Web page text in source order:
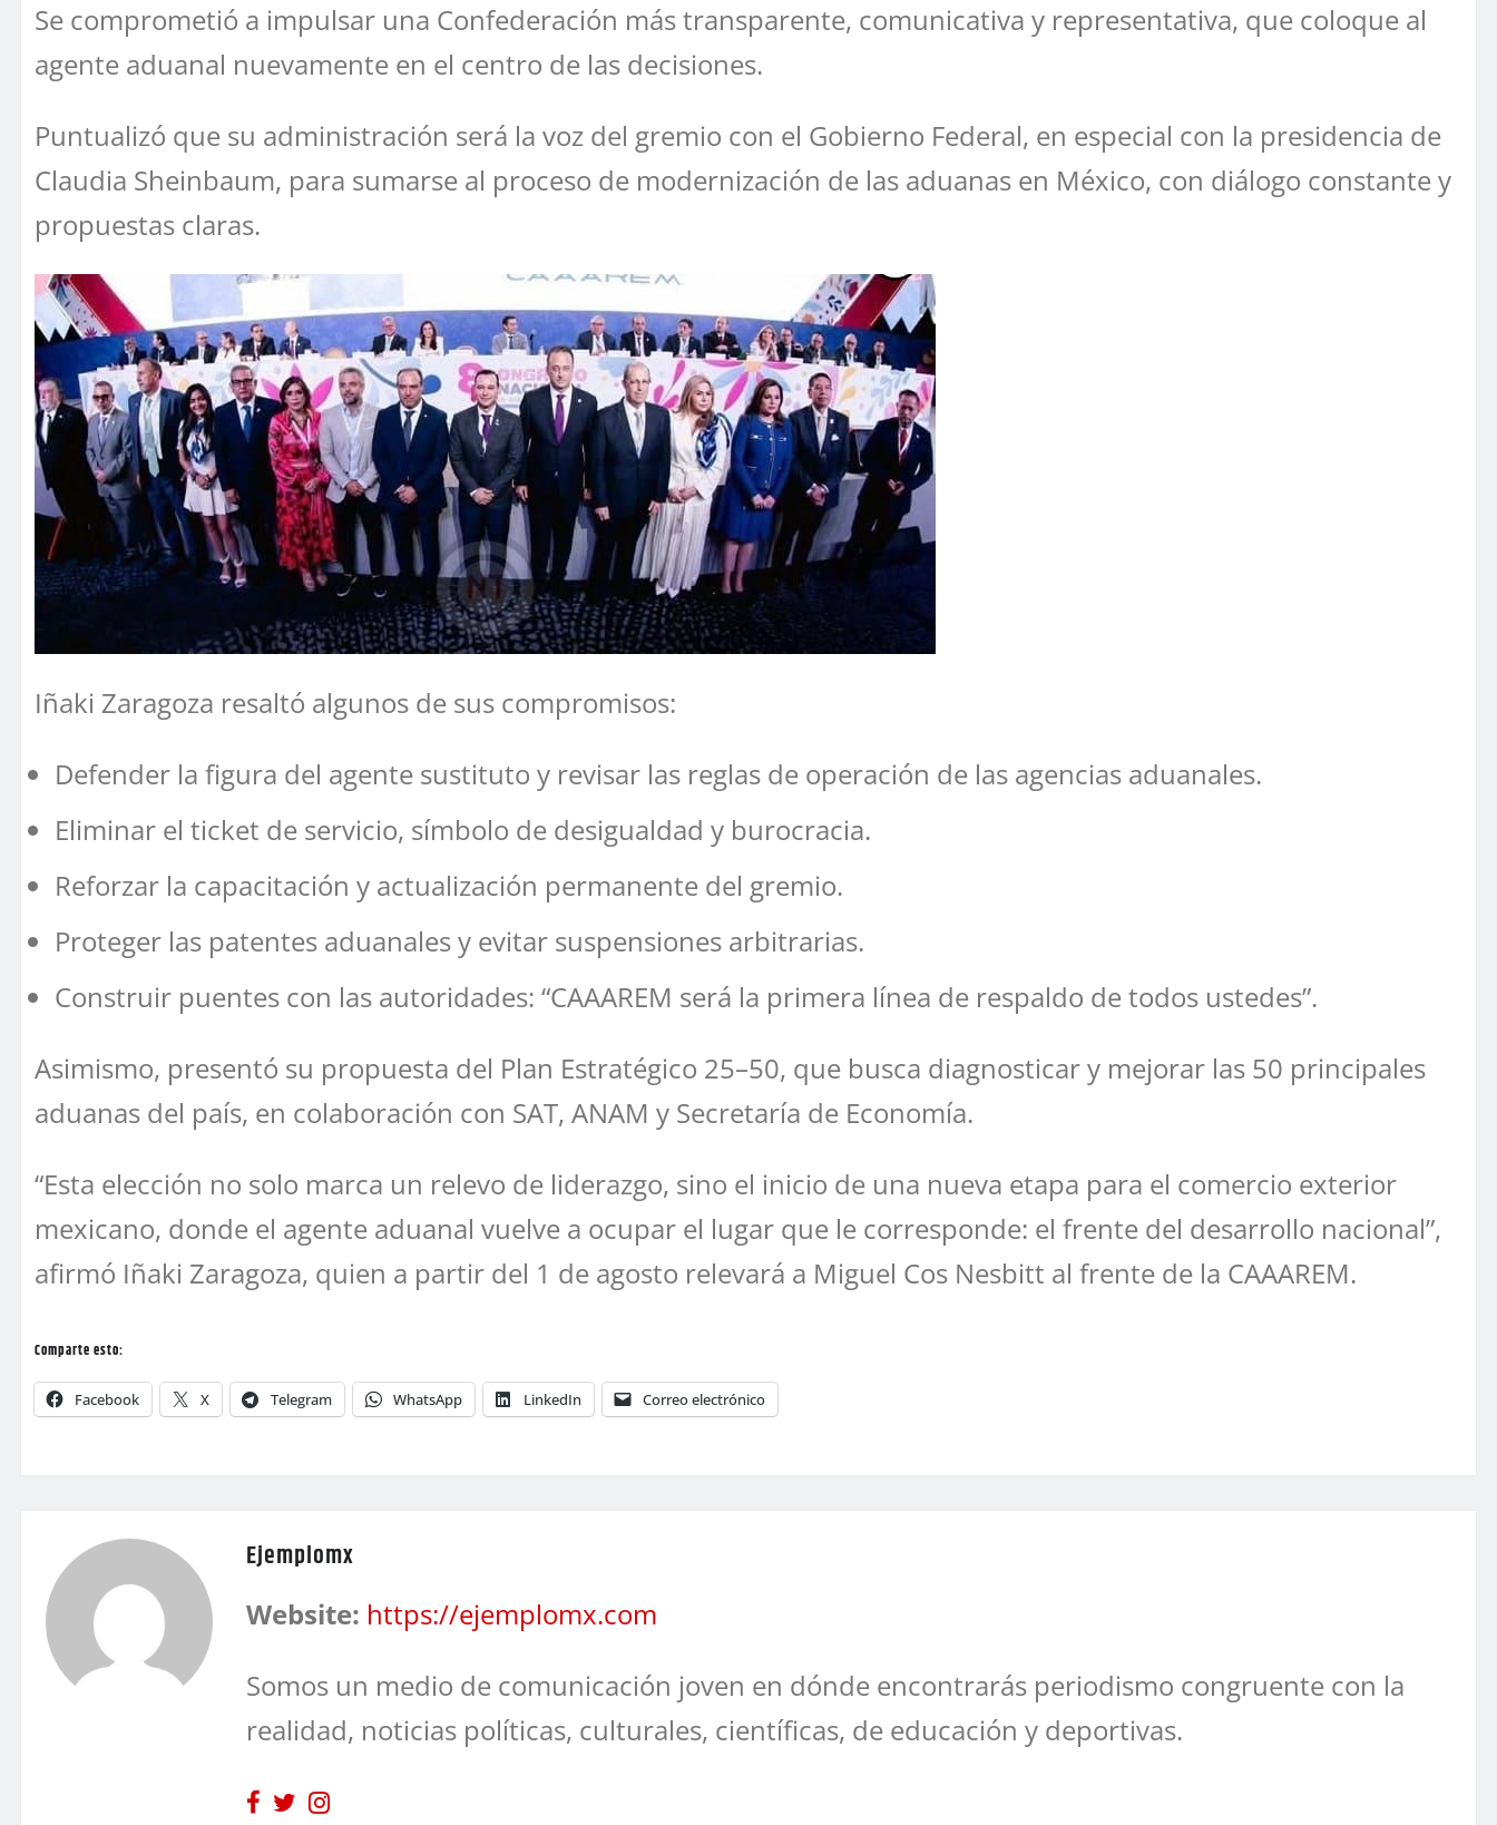
Se comprometió a impulsar una Confederación más transparente, comunicativa y representativa, que coloque al
agente aduanal nuevamente en el centro de las decisiones.
Puntualizó que su administración será la voz del gremio con el Gobierno Federal, en especial con la presidencia de
Claudia Sheinbaum, para sumarse al proceso de modernización de las aduanas en México, con diálogo constante y
propuestas claras.
Iñaki Zaragoza resaltó algunos de sus compromisos:
Defender la figura del agente sustituto y revisar las reglas de operación de las agencias aduanales.
Eliminar el ticket de servicio, símbolo de desigualdad y burocracia.
Reforzar la capacitación y actualización permanente del gremio.
Proteger las patentes aduanales y evitar suspensiones arbitrarias.
Construir puentes con las autoridades: “CAAAREM será la primera línea de respaldo de todos ustedes”.
Asimismo, presentó su propuesta del Plan Estratégico 25–50, que busca diagnosticar y mejorar las 50 principales
aduanas del país, en colaboración con SAT, ANAM y Secretaría de Economía.
“Esta elección no solo marca un relevo de liderazgo, sino el inicio de una nueva etapa para el comercio exterior
mexicano, donde el agente aduanal vuelve a ocupar el lugar que le corresponde: el frente del desarrollo nacional”,
afirmó Iñaki Zaragoza, quien a partir del 1 de agosto relevará a Miguel Cos Nesbitt al frente de la CAAAREM.
Comparte esto:
Facebook X Telegram WhatsApp LinkedIn Correo electrónico
Ejemplomx
Website: https://ejemplomx.com
Somos un medio de comunicación joven en dónde encontrarás periodismo congruente con la
realidad, noticias políticas, culturales, científicas, de educación y deportivas.